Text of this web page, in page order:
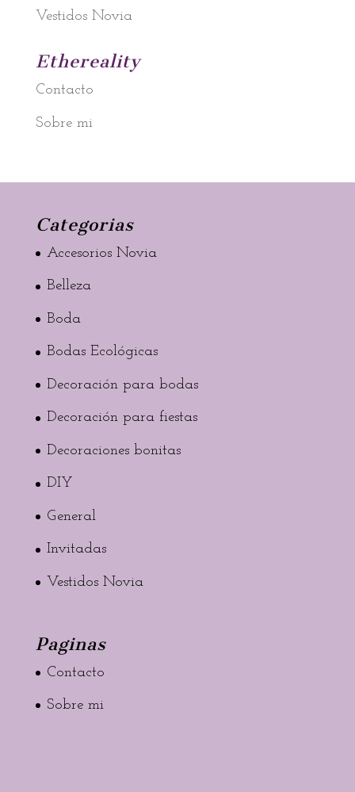
Vestidos Novia
Ethereality
Contacto
Sobre mi
Categorias
Accesorios Novia
Belleza
Boda
Bodas Ecológicas
Decoración para bodas
Decoración para fiestas
Decoraciones bonitas
DIY
General
Invitadas
Vestidos Novia
Paginas
Contacto
Sobre mi